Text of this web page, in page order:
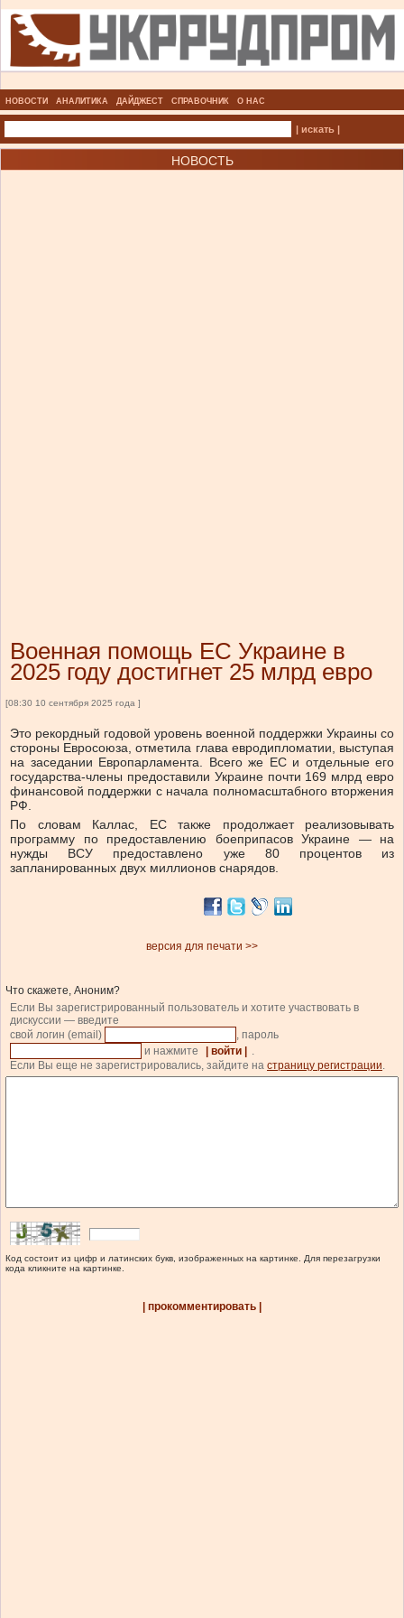
НОВОСТИ АНАЛИТИКА ДАЙДЖЕСТ СПРАВОЧНИК О НАС
| искать |
НОВОСТЬ
Военная помощь ЕС Украине в
2025 году достигнет 25 млрд евро
[08:30 10 сентября 2025 года ]
Это рекордный годовой уровень военной поддержки Украины со
стороны Евросоюза, отметила глава евродипломатии, выступая
на заседании Европарламента. Всего же ЕС и отдельные его
государства-члены предоставили Украине почти 169 млрд евро
финансовой поддержки с начала полномасштабного вторжения
РФ.
По словам Каллас, ЕС также продолжает реализовывать
программу по предоставлению боеприпасов Украине — на
нужды ВСУ предоставлено уже 80 процентов из
запланированных двух миллионов снарядов.
версия для печати >>
Что скажете, Аноним?
Если Вы зарегистрированный пользователь и хотите участвовать в
дискуссии — введите
свой логин (email)
, пароль
и нажмите
| войти |
.
Если Вы еще не зарегистрировались, зайдите на страницу регистрации.
Код состоит из цифр и латинских букв, изображенных на картинке. Для перезагрузки
кода кликните на картинке.
| прокомментировать |